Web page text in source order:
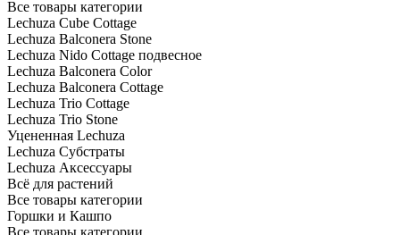
Все товары категории
Lechuza Cube Cottage
Lechuza Balconera Stone
Lechuza Nido Cottage подвесное
Lechuza Balconera Color
Lechuza Balconera Cottage
Lechuza Trio Cottage
Lechuza Trio Stone
Уцененная Lechuza
Lechuza Субстраты
Lechuza Аксессуары
Всё для растений
Все товары категории
Горшки и Кашпо
Все товары категории